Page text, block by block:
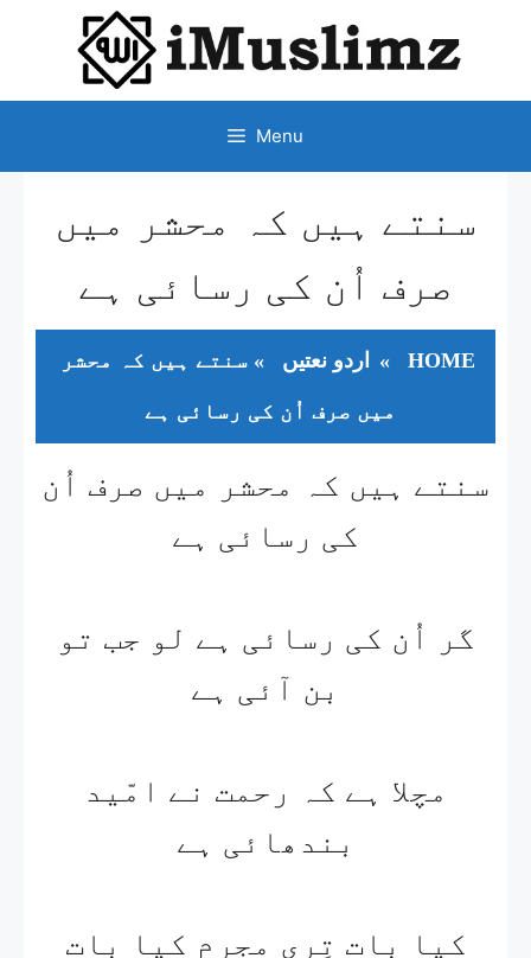
CONTENT
Menu
سنتے ہیں کہ محشر میں
صرف اُن کی رسائی ہے
HOME
» اردو نعتیں » سنتے ہیں کہ محشر
میں صرف اُن کی رسائی ہے
سنتے ہیں کہ محشر میں صرف اُن
کی رسائی ہے
گر اُن کی رسائی ہے لو جب تو
بن آئی ہے
مچلا ہے کہ رحمت نے امّید
بندھائی ہے
کیا بات تِری مجرم کیا بات